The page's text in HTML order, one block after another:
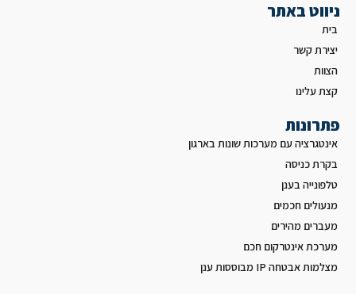
ניווט באתר
בית
יצירת קשר
הצוות
קצת עלינו
פתרונות
אינטגרציה עם מערכות שונות בארגון
בקרת כניסה
טלפונייה בענן
מנעולים חכמים
מעברים מהירים
מערכת אינטרקום חכם
מצלמות אבטחה IP מבוססות ענן